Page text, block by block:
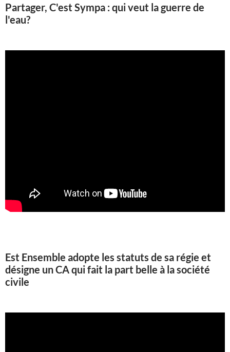
Partager, C'est Sympa : qui veut la guerre de
l'eau?
Est Ensemble adopte les statuts de sa régie et
désigne un CA qui fait la part belle à la société
civile